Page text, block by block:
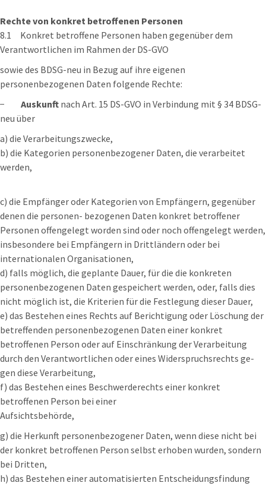
Rechte von konkret betroffenen Personen
8.1 Konkret betroffene Personen haben gegenüber dem
Verantwortlichen im Rahmen der DS-GVO
sowie des BDSG-neu in Bezug auf ihre eigenen
personenbezogenen Daten folgende Rechte:
− Auskunft nach Art. 15 DS-GVO in Verbindung mit § 34 BDSG-
neu über
a) die Verarbeitungszwecke,
b) die Kategorien personenbezogener Daten, die verarbeitet
werden,
c) die Empfänger oder Kategorien von Empfängern, gegenüber
denen die personen- bezogenen Daten konkret betroffener
Personen offengelegt worden sind oder noch offengelegt werden,
insbesondere bei Empfängern in Drittländern oder bei
internationalen Organisationen,
d) falls möglich, die geplante Dauer, für die die konkreten
personenbezogenen Daten gespeichert werden, oder, falls dies
nicht möglich ist, die Kriterien für die Festlegung dieser Dauer,
e) das Bestehen eines Rechts auf Berichtigung oder Löschung der
betreffenden personenbezogenen Daten einer konkret
betroffenen Person oder auf Einschränkung der Verarbeitung
durch den Verantwortlichen oder eines Widerspruchsrechts ge-
gen diese Verarbeitung,
f) das Bestehen eines Beschwerderechts einer konkret
betroffenen Person bei einer
Aufsichtsbehörde,
g) die Herkunft personenbezogener Daten, wenn diese nicht bei
der konkret betroffenen Person selbst erhoben wurden, sondern
bei Dritten,
h) das Bestehen einer automatisierten Entscheidungsfindung